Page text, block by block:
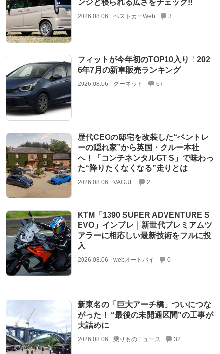
ンジと寝られる広さをチェック!!
2026.08.06 ベストカーWeb 3
フィットが今年初のTOP10入り！202
6年7月の新車販売ランキング
2026.08.06 グーネット 67
歴代CEOの邸宅を改装した“ベントレ
ーの隠れ家”から英国・クルー本社
へ！「コンチネンタルGT S」で味わっ
た“降りたくなくなる”走りとは
2026.08.06 VAGUE 2
KTM「1390 SUPER ADVENTURE S
EVO」インプレ｜新世代プレミアムツ
アラーに相応しい最新技術をフルに投
入
2026.08.06 webオートバイ 0
新東名の「巨大アーチ橋」ついにつな
がった！ “最後の未開通区間”の工事が
大詰めに
2026.08.06 乗りものニュース 32